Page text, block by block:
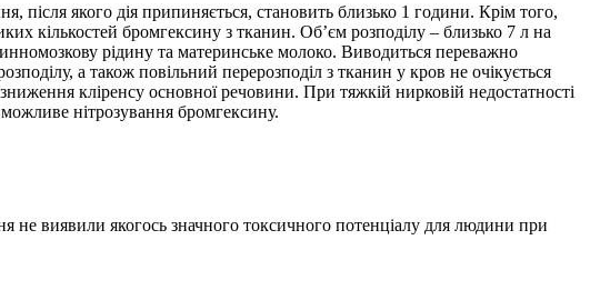
після якого дія припиняється, становить близько 1 години. Крім того,
кількостей бромгексину з тканин. Об’єм розподілу – близько 7 л на
рідину та материнське молоко. Виводиться переважно
а також повільний перерозподіл з тканин у кров не очікується
кліренсу основної речовини. При тяжкій нирковій недостатності
нітрозування бромгексину.
не виявили якогось значного токсичного потенціалу для людини при